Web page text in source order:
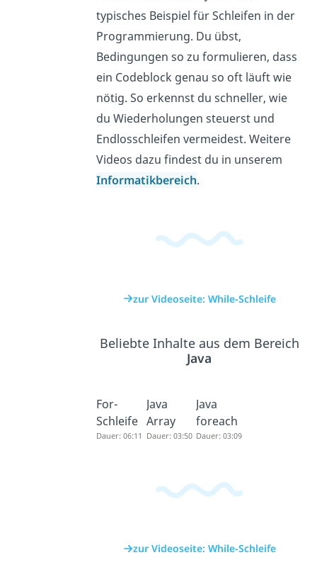
typisches Beispiel für Schleifen in der
Programmierung. Du übst,
Bedingungen so zu formulieren, dass
ein Codeblock genau so oft läuft wie
nötig. So erkennst du schneller, wie
du Wiederholungen steuerst und
Endlosschleifen vermeidest. Weitere
Videos dazu findest du in unserem
Informatikbereich.
zur Videoseite: While-Schleife
Beliebte Inhalte aus dem Bereich
Java
For-
Schleife
Dauer: 06:11
Java
Array
Dauer: 03:50
Java
foreach
Dauer: 03:09
zur Videoseite: While-Schleife